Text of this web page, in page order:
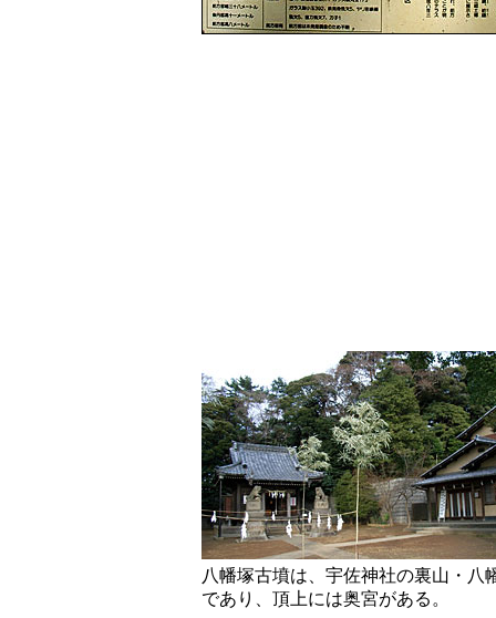
八幡塚古墳は、宇佐神社の裏山・八
であり、頂上には奥宮がある。